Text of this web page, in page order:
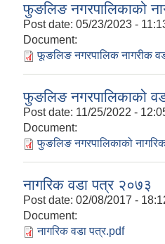
फुङलिङ नगरपालिकाको
Post date: 05/23/2023 -
Document:
फूङलिङ नगरपालिक नागरीक
फुङलिङ नगरपालिकाको
Post date: 11/25/2022 -
Document:
फुङलिङ नगरपालिकाको
नागरिक वडा पत्र २०७३
Post date: 02/08/2017 -
Document:
नागरिक वडा पत्र.pdf